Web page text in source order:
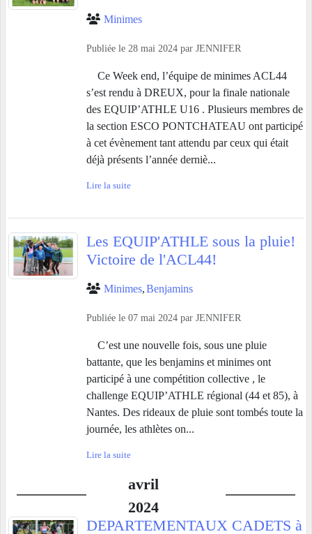
Minimes
Publiée le 28 mai 2024 par JENNIFER
Ce Week end, l’équipe de minimes ACL44
s’est rendu à DREUX, pour la finale nationale
des EQUIP’ATHLE U16 . Plusieurs membres de
la section ESCO PONTCHATEAU ont participé
à cet évènement tant attendu par ceux qui était
déjà présents l’année derniè...
Lire la suite
Les EQUIP'ATHLE sous la pluie!
Victoire de l'ACL44!
Minimes Benjamins
Publiée le 07 mai 2024 par JENNIFER
C’est une nouvelle fois, sous une pluie
battante, que les benjamins et minimes ont
participé à une compétition collective , le
challenge EQUIP’ATHLE régional (44 et 85), à
Nantes. Des rideaux de pluie sont tombés toute la
journée, les athlètes on...
Lire la suite
avril
2024
DEPARTEMENTAUX CADETS à